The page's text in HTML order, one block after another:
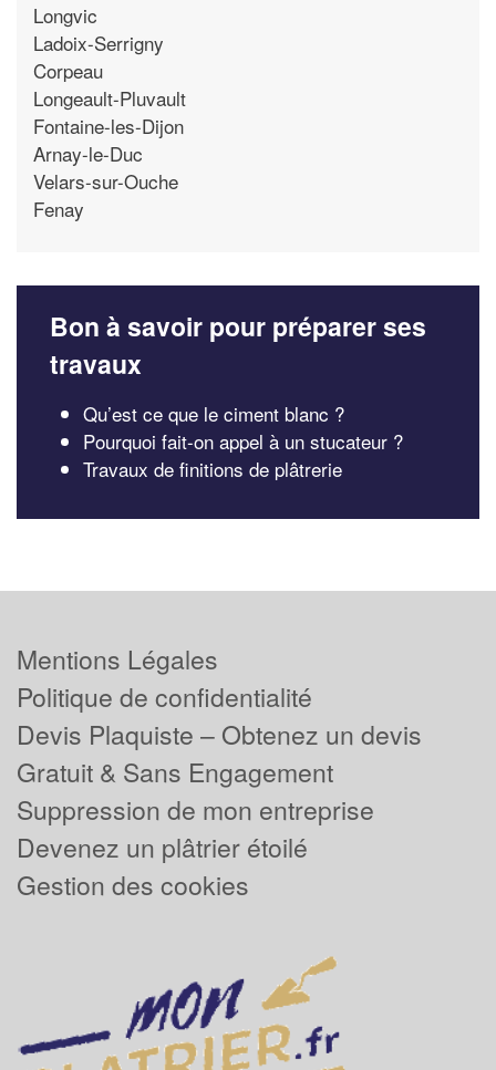
Longvic
Ladoix-Serrigny
Corpeau
Longeault-Pluvault
Fontaine-les-Dijon
Arnay-le-Duc
Velars-sur-Ouche
Fenay
Bon à savoir pour préparer ses
travaux
Qu’est ce que le ciment blanc ?
Pourquoi fait-on appel à un stucateur ?
Travaux de finitions de plâtrerie
Mentions Légales
Politique de confidentialité
Devis Plaquiste – Obtenez un devis
Gratuit & Sans Engagement
Suppression de mon entreprise
Devenez un plâtrier étoilé
Gestion des cookies